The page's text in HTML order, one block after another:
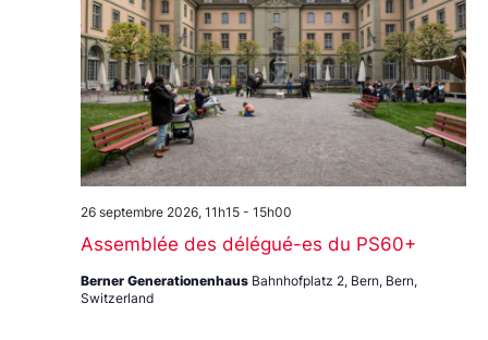
Assemblée des délégué-es du PS60+
26 septembre 2026, 11h15 - 15h00
Berner Generationenhaus Bahnhofplatz 2, Bern, Bern,
Switzerland